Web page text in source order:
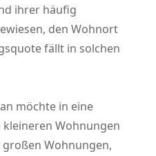
ihrer häufig
den Wohnort
fällt in solchen
möchte in eine
Wohnungen
Wohnungen,